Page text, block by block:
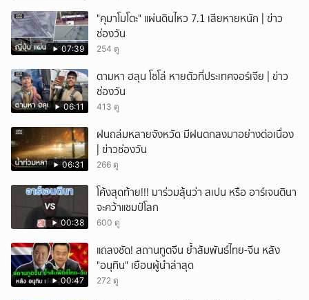
07:39
"คุมาโมโตะ" แผ่นดินไหว 7.1 เสียหายหนัก | ข่าว
ช่องวัน
254 ดู
06:11
ตามหา ฮลุน โซโล่ หายตัวที่ประเทศจอร์เจีย | ข่าว
ช่องวัน
413 ดู
06:31
ฝนถล่มหลายจังหวัด มีฝนตกลงมาอย่างต่อเนื่อง
| ข่าวช่องวัน
266 ดู
00:38
โค้งสุดท้าย!!! มาร่วมลุ้นว่า สเปน หรือ อาร์เจนตินา
จะคว้าแชมป์โลก
600 ดู
00:47
แถลงชัด! สถานทูตจีน ย้ำสัมพันธ์ไทย-จีน หลัง
"อนุทิน" เยือนผู้นำล่าสุด
272 ดู